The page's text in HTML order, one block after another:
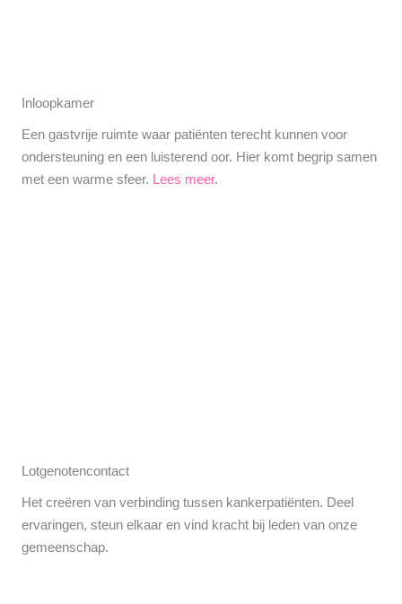
Inloopkamer
Een gastvrije ruimte waar patiënten terecht kunnen voor
ondersteuning en een luisterend oor. Hier komt begrip samen
met een warme sfeer.
Lees meer.
Lotgenotencontact
Het creëren van verbinding tussen kankerpatiënten. Deel
ervaringen, steun elkaar en vind kracht bij leden van onze
gemeenschap.